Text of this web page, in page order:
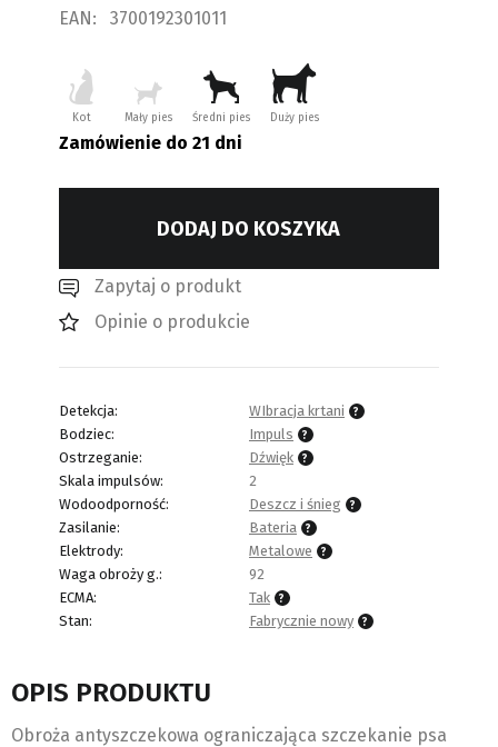
EAN:
3700192301011
Kot Mały pies Średni pies Duży pies
Zamówienie do 21 dni
DODAJ DO KOSZYKA
Zapytaj o produkt
Opinie o produkcie
Detekcja:
WIbracja krtani
Bodziec:
Impuls
Ostrzeganie:
Dźwięk
Skala impulsów:
2
Wodoodporność:
Deszcz i śnieg
Zasilanie:
Bateria
Elektrody:
Metalowe
Waga obroży g.:
92
ECMA:
Tak
Stan:
Fabrycznie nowy
OPIS PRODUKTU
Obroża antyszczekowa ograniczająca szczekanie psa